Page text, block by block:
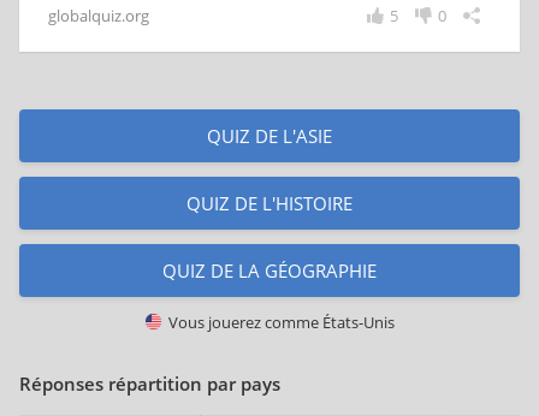
globalquiz.org 0
5
QUIZ DE L'ASIE
QUIZ DE L'HISTOIRE
QUIZ DE LA GÉOGRAPHIE
Vous jouerez comme États-Unis
Réponses répartition par pays